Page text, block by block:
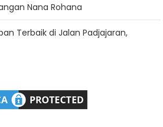
Nana Rohana
Terbaik di Jalan Padjajaran,